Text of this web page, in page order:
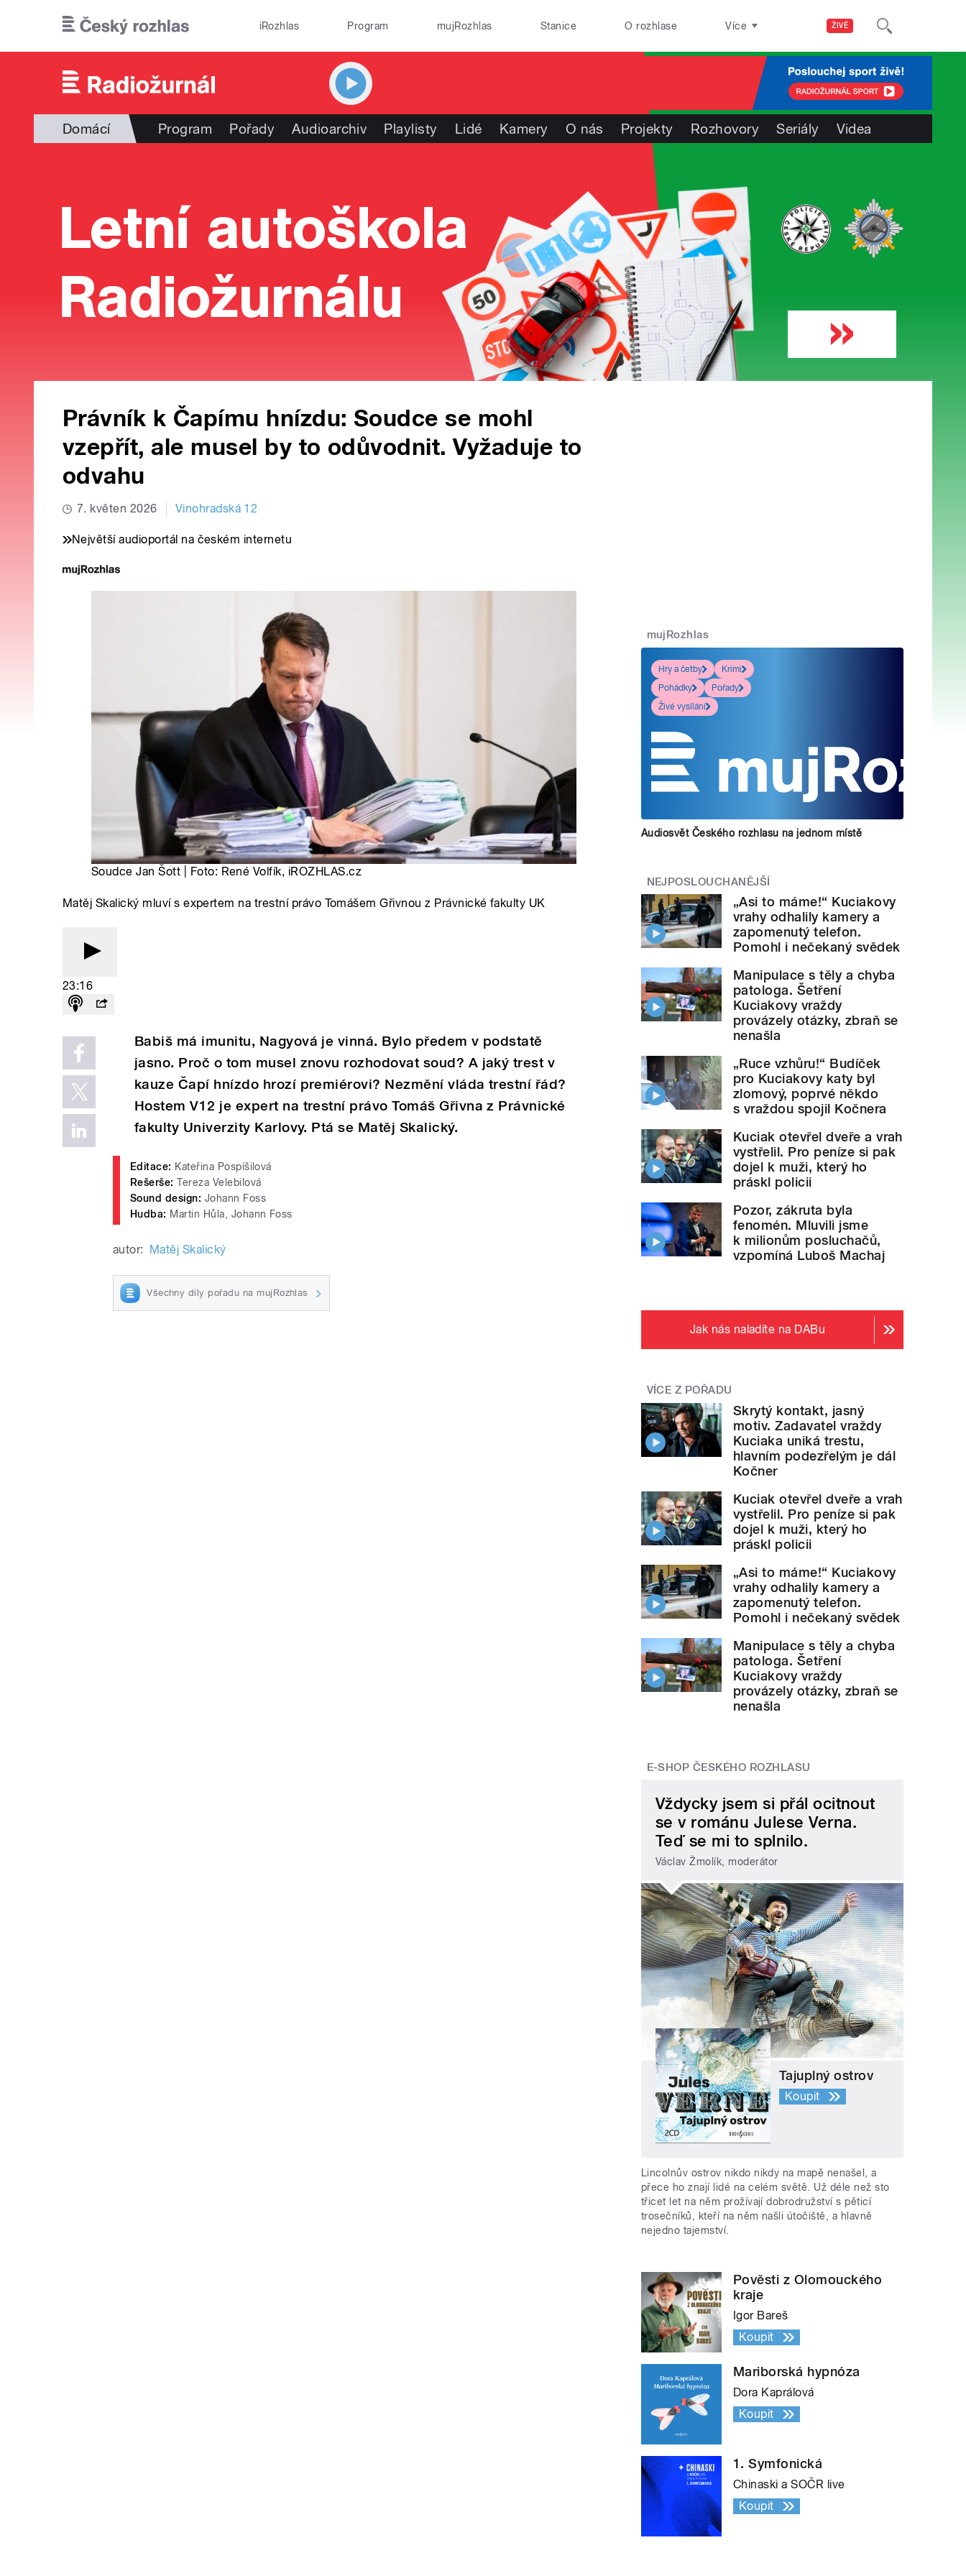
ŽIVĚ
iRozhlas Program mujRozhlas Stanice O rozhlase Více
Domácí Program Pořady Audioarchiv Playlisty Lidé Kamery O nás Projekty Rozhovory Seriály Videa
Právník k Čapímu hnízdu: Soudce se mohl
vzepřít, ale musel by to odůvodnit. Vyžaduje to
odvahu
7. květen 2026 Vinohradská 12
Největší audioportál na českém internetu
Soudce Jan Šott | Foto: René Volfík, iROZHLAS.cz
Matěj Skalický mluví s expertem na trestní právo Tomášem Gřivnou z Právnické fakulty UK
23:16
Babiš má imunitu, Nagyová je vinná. Bylo předem v podstatě
jasno. Proč o tom musel znovu rozhodovat soud? A jaký trest v
kauze Čapí hnízdo hrozí premiérovi? Nezmění vláda trestní řád?
Hostem V12 je expert na trestní právo Tomáš Gřivna z Právnické
fakulty Univerzity Karlovy. Ptá se Matěj Skalický.
Editace: Kateřina Pospíšilová
Rešerše:Tereza Velebilová
Sound design: Johann Foss
Hudba: Martin Hůla, Johann Foss
autor: Matěj Skalický
Všechny díly pořadu na mujRozhlas
mujRozhlas
Hry a četby
Krimi
Pohádky
Pořady
Živé vysílání
Audiosvět Českého rozhlasu na jednom místě
NEJPOSLOUCHANĚJŠÍ
„Asi to máme!“ Kuciakovy
vrahy odhalily kamery a
zapomenutý telefon.
Pomohl i nečekaný svědek
Manipulace s těly a chyba
patologa. Šetření
Kuciakovy vraždy
provázely otázky, zbraň se
nenašla
„Ruce vzhůru!“ Budíček
pro Kuciakovy katy byl
zlomový, poprvé někdo
s vraždou spojil Kočnera
Kuciak otevřel dveře a vrah
vystřelil. Pro peníze si pak
dojel k muži, který ho
práskl policii
Pozor, zákruta byla
fenomén. Mluvili jsme
k milionům posluchačů,
vzpomíná Luboš Machaj
Jak nás naladíte na DABu
VÍCE Z POŘADU
Skrytý kontakt, jasný
motiv. Zadavatel vraždy
Kuciaka uniká trestu,
hlavním podezřelým je dál
Kočner
Kuciak otevřel dveře a vrah
vystřelil. Pro peníze si pak
dojel k muži, který ho
práskl policii
„Asi to máme!“ Kuciakovy
vrahy odhalily kamery a
zapomenutý telefon.
Pomohl i nečekaný svědek
Manipulace s těly a chyba
patologa. Šetření
Kuciakovy vraždy
provázely otázky, zbraň se
nenašla
E-SHOP ČESKÉHO ROZHLASU
Vždycky jsem si přál ocitnout
se v románu Julese Verna.
Teď se mi to splnilo.
Václav Žmolík, moderátor
Tajuplný ostrov
Koupit
Lincolnův ostrov nikdo nikdy na mapě nenašel, a
přece ho znají lidé na celém světě. Už déle než sto
třicet let na něm prožívají dobrodružství s pěticí
trosečníků, kteří na něm našli útočiště, a hlavně
nejedno tajemství.
Pověsti z Olomouckého
kraje
Igor Bareš
Koupit
Mariborská hypnóza
Dora Kaprálová
Koupit
1. Symfonická
Chinaski a SOČR live
Koupit